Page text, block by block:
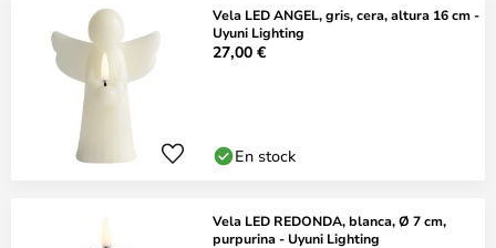
Vela LED ANGEL, gris, cera, altura 16 cm -
Uyuni Lighting
27,00 €
En stock
Vela LED REDONDA, blanca, Ø 7 cm,
purpurina - Uyuni Lighting